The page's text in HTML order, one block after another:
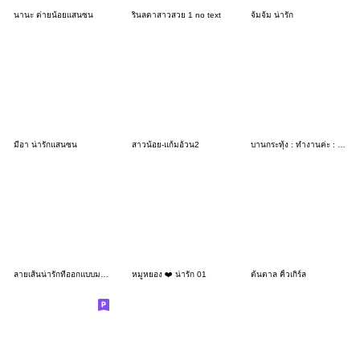
นานะ ต่ายน้อยเเสนซน รินลดาสาวสวย 1 no text จ้มจ้ม น่ารัก
มีอา น่ารักแสนซน สาวน้อย-แก้มอ้วน2
ลายเส้นน่ารักที่ออกแบบมาให้ใช้ในทุกวัน หมูหยอง ❤️ น่ารัก 01 ต้นตาล คิ้วเกิร์ล